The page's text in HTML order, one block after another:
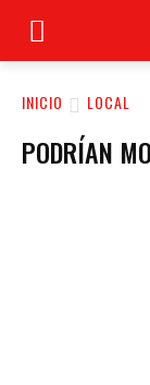
INICIO LOCAL
PODRÍAN